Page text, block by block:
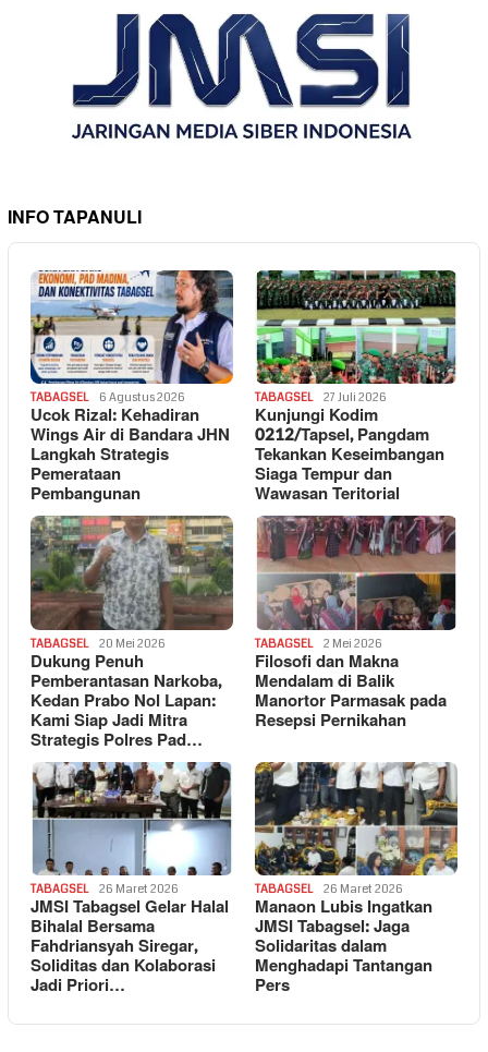
INFO TAPANULI
TABAGSEL 6 Agustus 2026
Ucok Rizal: Kehadiran
Wings Air di Bandara JHN
Langkah Strategis
Pemerataan
Pembangunan
TABAGSEL 27 Juli 2026
Kunjungi Kodim
0212/Tapsel, Pangdam
Tekankan Keseimbangan
Siaga Tempur dan
Wawasan Teritorial
TABAGSEL 20 Mei 2026
Dukung Penuh
Pemberantasan Narkoba,
Kedan Prabo Nol Lapan:
Kami Siap Jadi Mitra
Strategis Polres Pad…
TABAGSEL 2 Mei 2026
Filosofi dan Makna
Mendalam di Balik
Manortor Parmasak pada
Resepsi Pernikahan
TABAGSEL 26 Maret 2026
JMSI Tabagsel Gelar Halal
Bihalal Bersama
Fahdriansyah Siregar,
Soliditas dan Kolaborasi
Jadi Priori…
TABAGSEL 26 Maret 2026
Manaon Lubis Ingatkan
JMSI Tabagsel: Jaga
Solidaritas dalam
Menghadapi Tantangan
Pers